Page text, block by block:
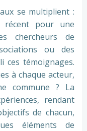
se multiplient :
récent pour une
chercheurs de
ou des
ces témoignages.
à chaque acteur,
commune ? La
rendant
de chacun,
éléments de